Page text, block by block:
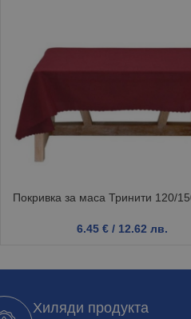
Покривка за маса Тринити 120/
6.45 € / 12.62 лв.
Хиляди продукта